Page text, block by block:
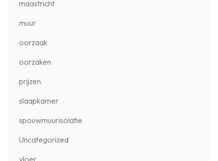
maastricht
muur
oorzaak
oorzaken
prijzen
slaapkamer
spouwmuurisolatie
Uncategorized
vloer